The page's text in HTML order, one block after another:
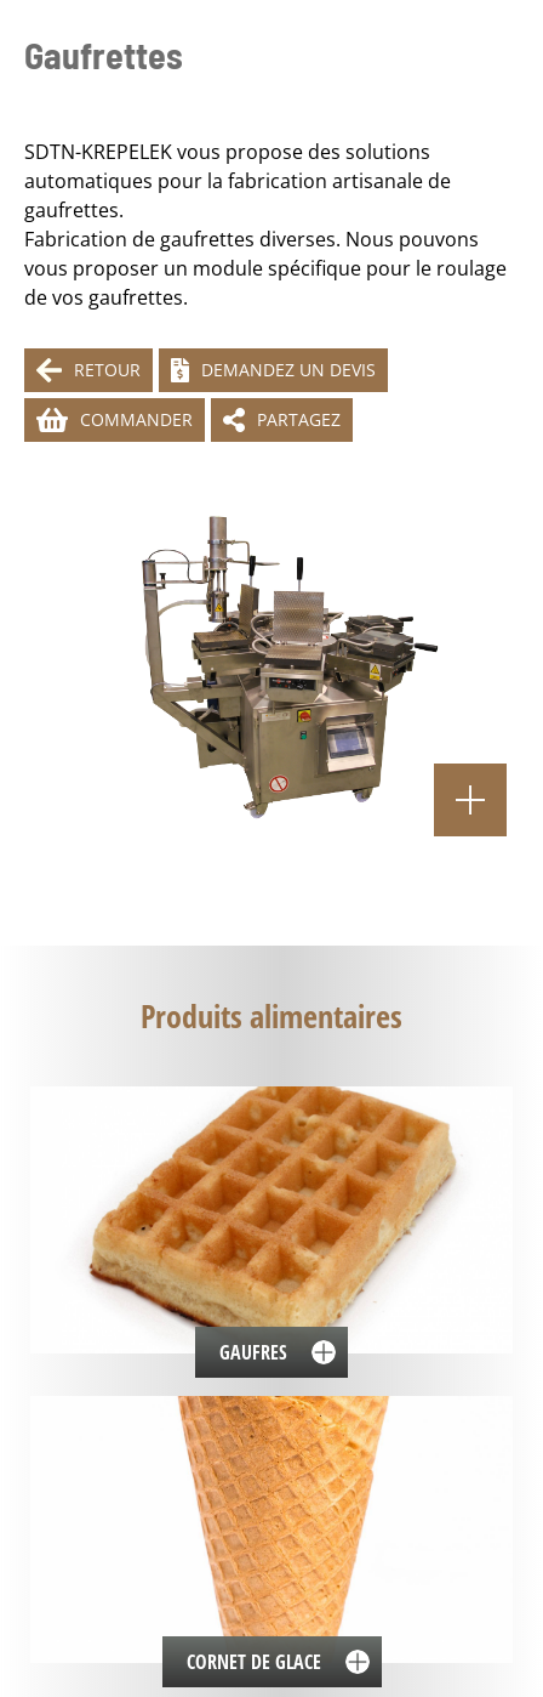
Gaufrettes
SDTN-KREPELEK vous propose des solutions
automatiques pour la fabrication artisanale de
gaufrettes.
Fabrication de gaufrettes diverses. Nous pouvons
vous proposer un module spécifique pour le roulage
de vos gaufrettes.
RETOUR DEMANDEZ UN DEVIS
COMMANDER PARTAGEZ
Produits alimentaires
GAUFRES
CORNET DE GLACE